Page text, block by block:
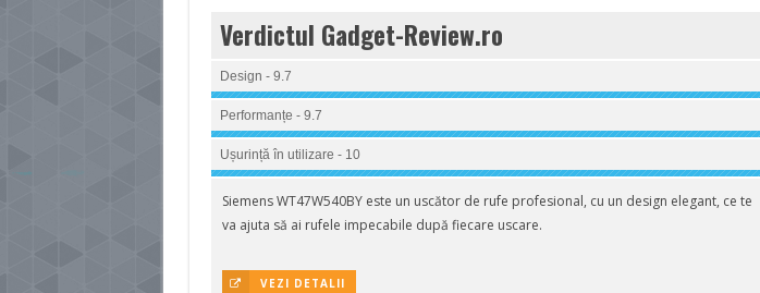
Verdictul Gadget-Review.ro
Design - 9.7
Performanțe - 9.7
Ușurință în utilizare - 10
Siemens WT47W540BY este un uscător de rufe profesional, cu un design elegant, ce te
va ajuta să ai rufele impecabile după fiecare uscare.
VEZI DETALII